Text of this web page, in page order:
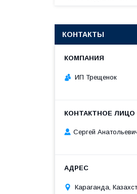
КОНТАКТЫ
ИП Трещенок
Сергей
Караганда,